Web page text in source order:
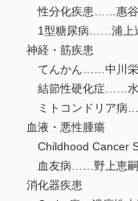
性分化疾患……惠谷
1型糖尿病……浦上
神経・筋疾患
てんかん……中川
結節性硬化症……
ミトコンドリア
血液・悪性腫瘍
Childhood Cancer
血友病……野上恵嗣
消化器疾患